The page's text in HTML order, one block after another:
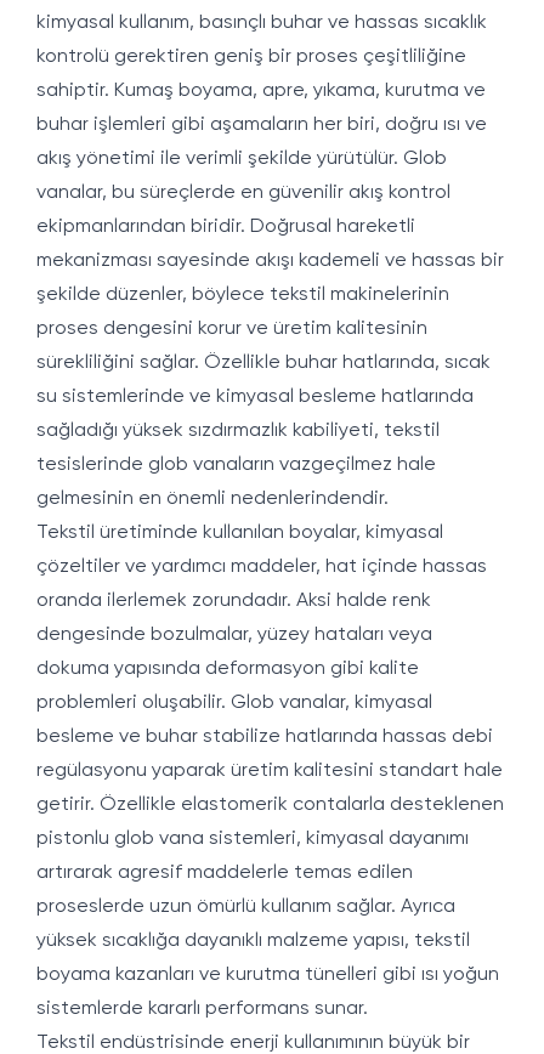
kimyasal kullanım, basınçlı buhar ve hassas sıcaklık
kontrolü gerektiren geniş bir proses çeşitliliğine
sahiptir. Kumaş boyama, apre, yıkama, kurutma ve
buhar işlemleri gibi aşamaların her biri, doğru ısı ve
akış yönetimi ile verimli şekilde yürütülür. Glob
vanalar, bu süreçlerde en güvenilir akış kontrol
ekipmanlarından biridir. Doğrusal hareketli
mekanizması sayesinde akışı kademeli ve hassas bir
şekilde düzenler, böylece tekstil makinelerinin
proses dengesini korur ve üretim kalitesinin
sürekliliğini sağlar. Özellikle buhar hatlarında, sıcak
su sistemlerinde ve kimyasal besleme hatlarında
sağladığı yüksek sızdırmazlık kabiliyeti, tekstil
tesislerinde glob vanaların vazgeçilmez hale
gelmesinin en önemli nedenlerindendir.
Tekstil üretiminde kullanılan boyalar, kimyasal
çözeltiler ve yardımcı maddeler, hat içinde hassas
oranda ilerlemek zorundadır. Aksi halde renk
dengesinde bozulmalar, yüzey hataları veya
dokuma yapısında deformasyon gibi kalite
problemleri oluşabilir. Glob vanalar, kimyasal
besleme ve buhar stabilize hatlarında hassas debi
regülasyonu yaparak üretim kalitesini standart hale
getirir. Özellikle elastomerik contalarla desteklenen
pistonlu glob vana sistemleri, kimyasal dayanımı
artırarak agresif maddelerle temas edilen
proseslerde uzun ömürlü kullanım sağlar. Ayrıca
yüksek sıcaklığa dayanıklı malzeme yapısı, tekstil
boyama kazanları ve kurutma tünelleri gibi ısı yoğun
sistemlerde kararlı performans sunar.
Tekstil endüstrisinde enerji kullanımının büyük bir